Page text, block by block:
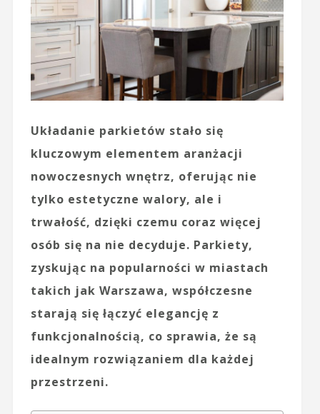
Układanie parkietów stało się
kluczowym elementem aranżacji
nowoczesnych wnętrz, oferując nie
tylko estetyczne walory, ale i
trwałość, dzięki czemu coraz więcej
osób się na nie decyduje. Parkiety,
zyskując na popularności w miastach
takich jak Warszawa, współczesne
starają się łączyć elegancję z
funkcjonalnością, co sprawia, że są
idealnym rozwiązaniem dla każdej
przestrzeni.